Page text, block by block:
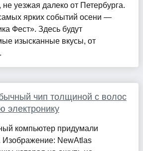
уезжая далеко от Петербурга.
ярких событий осени —
Фест». Здесь будут
изысканные вкусы, от
чип толщиной с волос
электронику
компьютер придумали
Изображение: NewAtlas